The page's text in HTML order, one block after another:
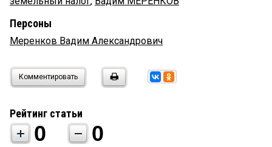
Персоны
Меренков Вадим Александрович
Комментировать
Рейтинг статьи
0 0